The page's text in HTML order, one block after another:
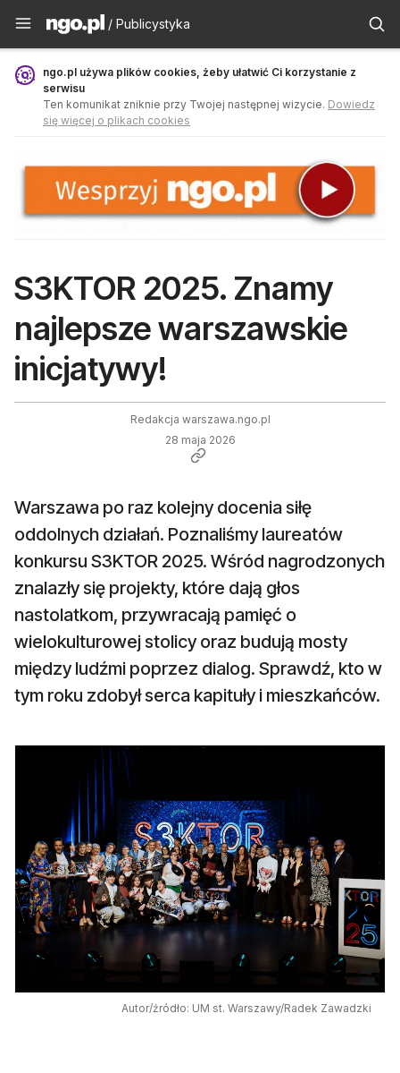
Publicystyka - ngo.pl
/ Publicystyka
ngo.pl używa plików cookies, żeby ułatwić Ci korzystanie z
serwisu
Ten komunikat zniknie przy Twojej następnej wizycie. Dowiedz
się więcej o plikach cookies
S3KTOR 2025. Znamy
najlepsze warszawskie
inicjatywy!
Redakcja warszawa.ngo.pl
28 maja 2026
Warszawa po raz kolejny docenia siłę
oddolnych działań. Poznaliśmy laureatów
konkursu S3KTOR 2025. Wśród nagrodzonych
znalazły się projekty, które dają głos
nastolatkom, przywracają pamięć o
wielokulturowej stolicy oraz budują mosty
między ludźmi poprzez dialog. Sprawdź, kto w
tym roku zdobył serca kapituły i mieszkańców.
Autor/źródło: UM st. Warszawy/Radek Zawadzki